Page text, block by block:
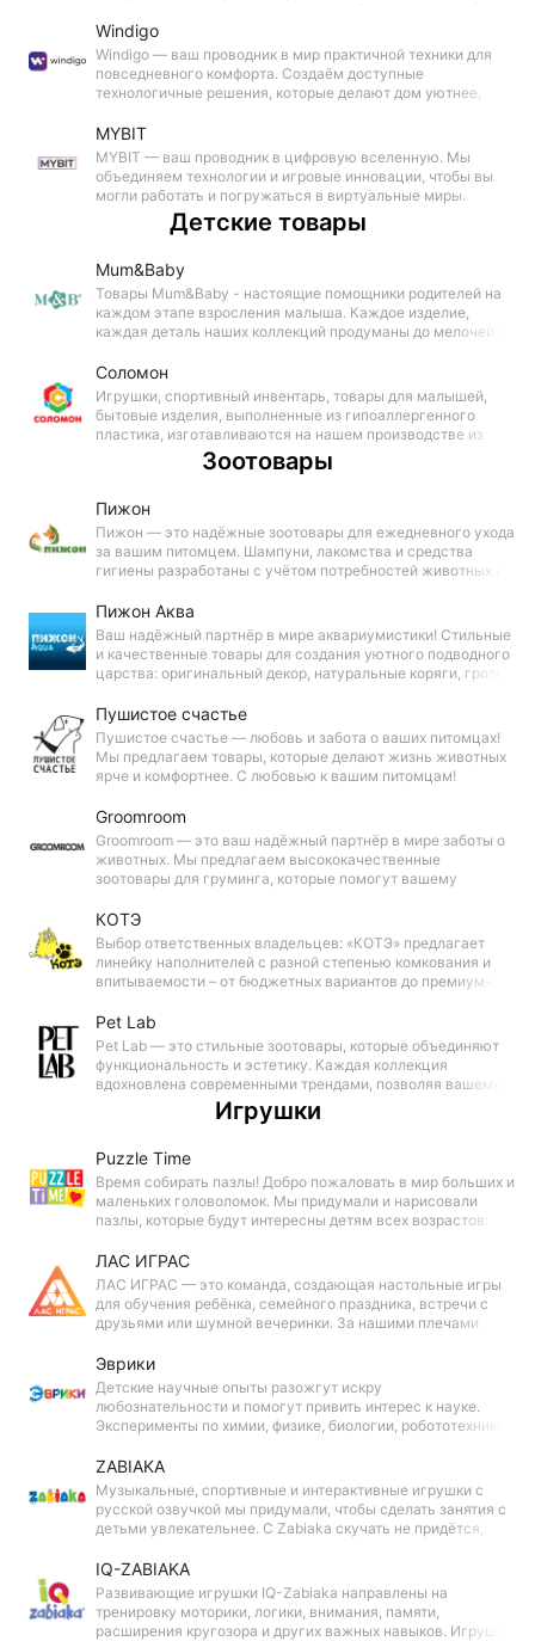
Windigo
Windigo — ваш проводник в мир практичной техники для
повседневного комфорта. Создаём доступные
технологичные решения, которые делают дом уютнее,
вдохновляющими.
MYBIT
MYBIT — ваш проводник в цифровую вселенную. Мы
объединяем технологии и игровые инновации, чтобы вы
могли работать и погружаться в виртуальные миры.
Каждый продукт создан для тех, кто ценит качество, стиль
Детские товары
Mum&Baby
Товары Mum&Baby - настоящие помощники родителей на
каждом этапе взросления малыша. Каждое изделие,
каждая деталь наших коллекций продуманы до мелочей и
крохи комфортной, интересной и занимательной.
Соломон
Игрушки, спортивный инвентарь, товары для малышей,
бытовые изделия, выполненные из гипоаллергенного
пластика, изготавливаются на нашем производстве из
российского сырья. Стыки каждого изделия
обрабатываются вручную. Поэтому за качество ручаемся.
Зоотовары
Пижон
Пижон — это надёжные зоотовары для ежедневного ухода
за вашим питомцем. Шампуни, лакомства и средства
гигиены разработаны с учётом потребностей животных и
— доступно и безопасно.
Пижон Аква
Ваш надёжный партнёр в мире аквариумистики! Стильные
и качественные товары для создания уютного подводного
царства: оригинальный декор, натуральные коряги, гроты,
аквариумов любой сложности.
Пушистое счастье
Пушистое счастье — любовь и забота о ваших питомцах!
Мы предлагаем товары, которые делают жизнь животных
ярче и комфортнее. С любовью к вашим питомцам!
Groomroom
Groomroom — это ваш надёжный партнёр в мире заботы о
животных. Мы предлагаем высококачественные
зоотовары для груминга, которые помогут вашему
КОТЭ
Выбор ответственных владельцев: «КОТЭ» предлагает
линейку наполнителей с разной степенью комкования и
впитываемости – от бюджетных вариантов до премиум-
марке!
Pet Lab
Pet Lab — это стильные зоотовары, которые объединяют
функциональность и эстетику. Каждая коллекция
вдохновлена современными трендами, позволяя вашему
питомцу не только наслаждаться комфортом, но и
выделяться из толпы.Игрушки
Puzzle Time
Время собирать пазлы! Добро пожаловать в мир больших и
маленьких головоломок. Мы придумали и нарисовали
пазлы, которые будут интересны детям всех возрастов:
фигурные для детей постарше.
ЛАС ИГРАС
ЛАС ИГРАС — это команда, создающая настольные игры
для обучения ребёнка, семейного праздника, встречи с
друзьями или шумной вечеринки. За нашими плечами
незабываемые эмоции!
Эврики
Детские научные опыты разожгут искру
любознательности и помогут привить интерес к науке.
Эксперименты по химии, физике, биологии, робототехнике
миром увлекательным приключением.
ZABIAKA
Музыкальные, спортивные и интерактивные игрушки с
русской озвучкой мы придумали, чтобы сделать занятия с
детьми увлекательнее. С Zabiaka скучать не придётся,
полезные навыки и весело проведёт время!
IQ-ZABIAKA
Развивающие игрушки IQ-Zabiaka направлены на
тренировку моторики, логики, внимания, памяти,
расширения кругозора и других важных навыков. Игрушки